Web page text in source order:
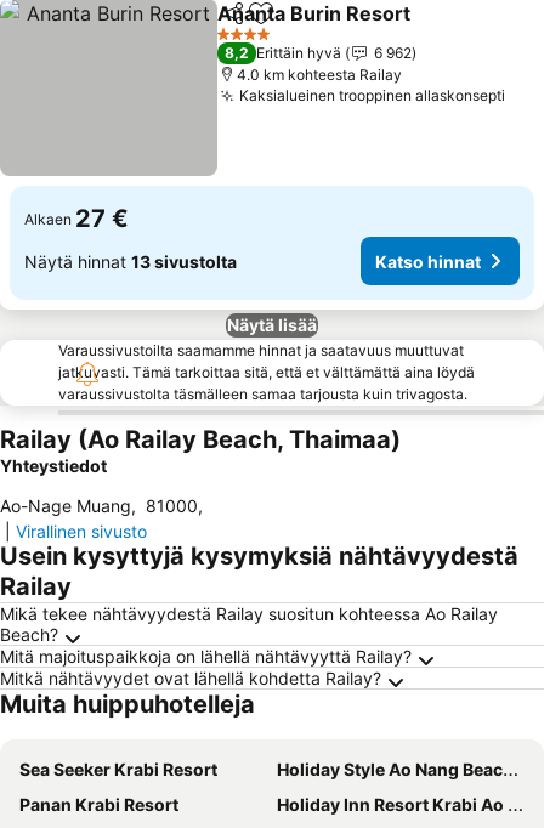
Jaa Lisää suosikkeihin
Ananta Burin Resort
4 Tähtiluokitus
8,2 Erittäin hyvä
6 962
4.0 km kohteesta Railay
Kaksialueinen trooppinen allaskonsepti
Alkaen 27 €
Näytä hinnat 13 sivustolta Katso hinnat
Näytä lisää
Varaussivustoilta saamamme hinnat ja saatavuus muuttuvat
jatkuvasti. Tämä tarkoittaa sitä, että et välttämättä aina löydä
varaussivustolta täsmälleen samaa tarjousta kuin trivagosta.
Railay (Ao Railay Beach, Thaimaa)
Yhteystiedot
Ao-Nage Muang, 81000,
Virallinen sivusto
Usein kysyttyjä kysymyksiä nähtävyydestä
Railay
Mikä tekee nähtävyydestä Railay suositun kohteessa Ao Railay
Beach?
Mitä majoituspaikkoja on lähellä nähtävyyttä Railay?
Mitkä nähtävyydet ovat lähellä kohdetta Railay?
Muita huippuhotelleja
Sea Seeker Krabi Resort
Holiday Style Ao Nang Beach Resort, Krabi
Panan Krabi Resort
Holiday Inn Resort Krabi Ao Nang Beach by IHG